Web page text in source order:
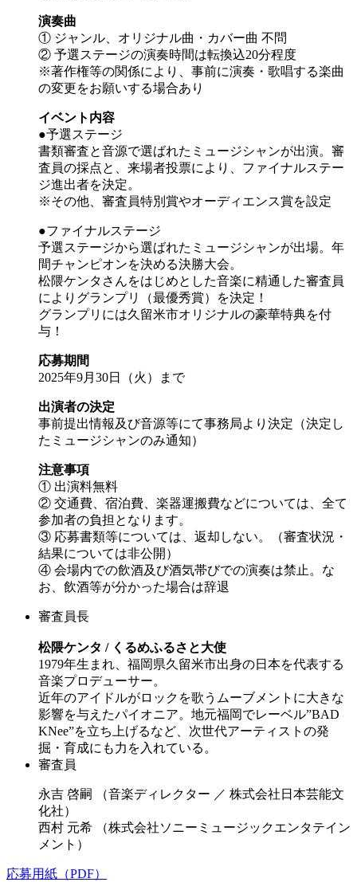
演奏曲
① ジャンル、オリジナル曲・カバー曲 不問
② 予選ステージの演奏時間は転換込20分程度
※著作権等の関係により、事前に演奏・歌唱する楽曲
の変更をお願いする場合あり
イベント内容
●予選ステージ
書類審査と音源で選ばれたミュージシャンが出演。審
査員の採点と、来場者投票により、ファイナルステー
ジ進出者を決定。
※その他、審査員特別賞やオーディエンス賞を設定
●ファイナルステージ
予選ステージから選ばれたミュージシャンが出場。年
間チャンピオンを決める決勝大会。
松隈ケンタさんをはじめとした音楽に精通した審査員
によりグランプリ（最優秀賞）を決定！
グランプリには久留米市オリジナルの豪華特典を付
与！
応募期間
2025年9月30日（火）まで
出演者の決定
事前提出情報及び音源等にて事務局より決定（決定し
たミュージシャンのみ通知）
注意事項
① 出演料無料
② 交通費、宿泊費、楽器運搬費などについては、全て
参加者の負担となります。
③ 応募書類等については、返却しない。（審査状況・
結果については非公開）
④ 会場内での飲酒及び酒気帯びでの演奏は禁止。な
お、飲酒等が分かった場合は辞退
審査員長
松隈ケンタ / くるめふるさと大使
1979年生まれ、福岡県久留米市出身の日本を代表する
音楽プロデューサー。
近年のアイドルがロックを歌うムーブメントに大きな
影響を与えたパイオニア。地元福岡でレーベル”BAD
KNee”を立ち上げるなど、次世代アーティストの発
掘・育成にも力を入れている。
審査員
永吉 啓嗣 （音楽ディレクター ／ 株式会社日本芸能文
化社）
西村 元希 （株式会社ソニーミュージックエンタテイン
メント）
応募用紙（PDF）